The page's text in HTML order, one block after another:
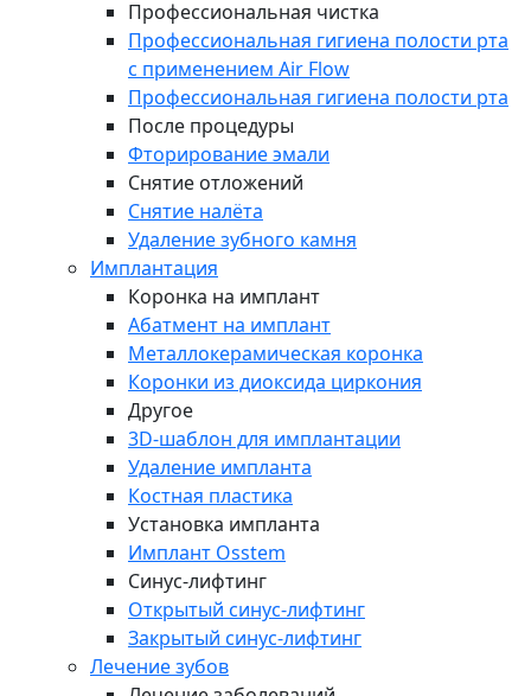
Профессиональная чистка
Профессиональная гигиена полости рта
с применением Air Flow
Профессиональная гигиена полости рта
После процедуры
Фторирование эмали
Снятие отложений
Снятие налёта
Удаление зубного камня
Имплантация
Коронка на имплант
Абатмент на имплант
Металлокерамическая коронка
Коронки из диоксида циркония
Другое
3D-шаблон для имплантации
Удаление импланта
Костная пластика
Установка импланта
Имплант Osstem
Синус-лифтинг
Открытый синус-лифтинг
Закрытый синус-лифтинг
Лечение зубов